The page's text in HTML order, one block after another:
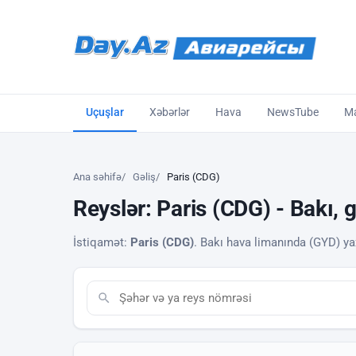
Uçuşlar Xəbərlər Hava NewsTube
Ana səhifə Gəliş Paris (CDG)
Reyslər: Paris (CDG) - Bakı,
İstiqamət: Paris (CDG). Bakı hava limanında (GYD)